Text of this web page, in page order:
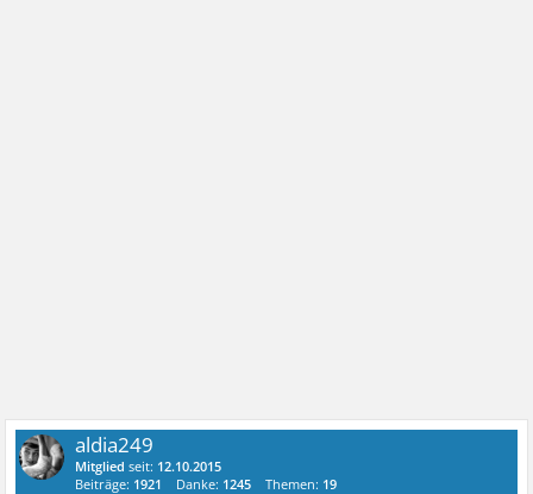
aldia249
Mitglied seit: 12.10.2015
Beiträge: 1921 Danke: 1245 Themen: 19